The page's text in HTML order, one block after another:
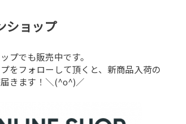
ショップ
プでも販売中です。
をフォローして頂くと、新商品入荷の
きます！＼(^o^)／